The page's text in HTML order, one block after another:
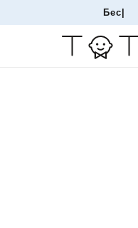
Бесплатная